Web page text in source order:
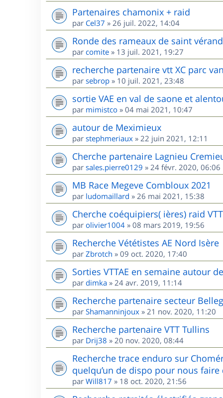
Partenaires chamonix + raid
par Cel37 » 26 juil. 2022, 14:04
Ronde des rameaux de saint
par comite » 13 juil. 2021, 19:27
recherche partenaire vtt XC parc
par sebrop » 10 juil. 2021, 23:48
sortie VAE en val de saone et
par mimistco » 04 mai 2021, 10:47
autour de Meximieux
par stephmeriaux » 22 juin 2021, 12:11
Cherche partenaire Lagnieu
par sales.pierre0129 » 24 févr. 2020, 06:06
MB Race Megeve Combloux 2021
par ludomaillard » 26 mai 2021, 15:38
Cherche coéquipiers( ières) raid
par olivier1004 » 08 mars 2019, 19:56
Recherche Vététistes AE Nord Isère
par Zbrotch » 09 oct. 2020, 17:40
Sorties VTTAE en semaine autour
par dimka » 24 avr. 2019, 11:14
Recherche partenaire secteur
par Shamanninjoux » 21 nov. 2020, 11:20
Recherche partenaire VTT Tullins
par Drij38 » 20 nov. 2020, 08:44
Recherche trace enduro sur
quelqu’un de dispo pour nous
par Will817 » 18 oct. 2020, 21:56